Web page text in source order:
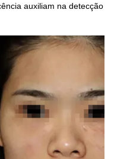
auxiliam na detecção